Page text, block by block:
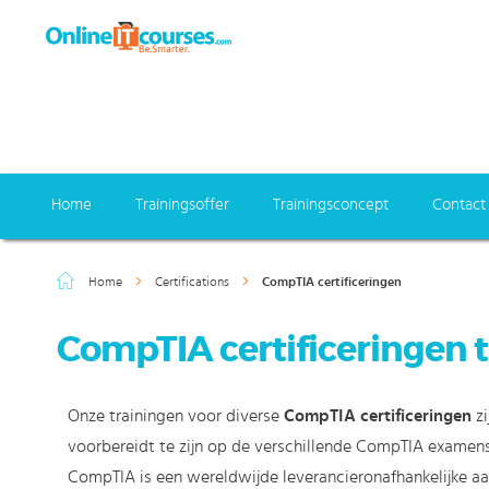
Home Trainingsoffer Trainingsconcept Contact
Home Certifications CompTIA certificeringen
CompTIA certificeringen
Onze trainingen voor diverse CompTIA certificeringen
voorbereidt te zijn op de verschillende CompTIA
CompTIA is een wereldwijde leverancieronafhankelijke